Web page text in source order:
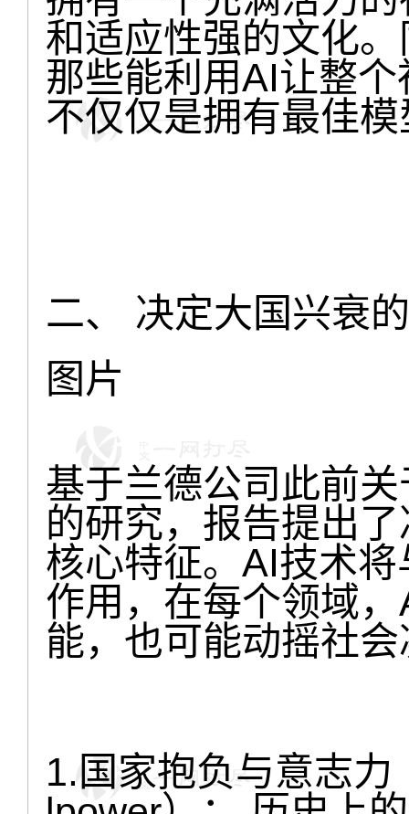
和适应性强的文化
那些能利用AI让整
不仅仅是拥有最佳
二、 决定大国兴衰
图片
基于兰德公司此前关
的研究，报告提出
核心特征。AI技术
作用，在每个领域
能，也可能动摇社
1.国家抱负与意志